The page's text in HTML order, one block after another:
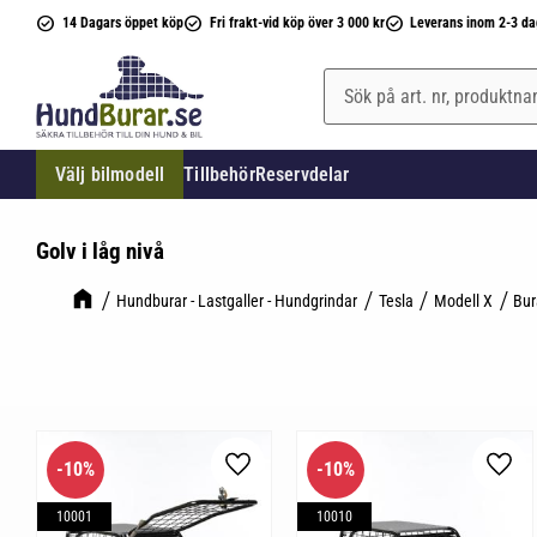
14 Dagars öppet köp Fri frakt-vid köp över 3 000 kr Leverans inom 2-3
Välj bilmodell TillbehörReservdelar
Golv i låg nivå
Hundburar - Lastgaller - Hundgrindar Tesla Modell X
10%
10001
Lägg till i favoriter
10%
10010